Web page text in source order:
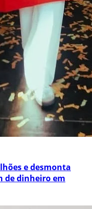
e desmonta
de dinheiro em